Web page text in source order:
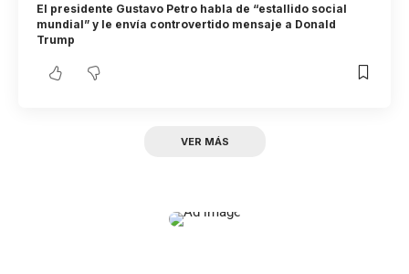
El presidente Gustavo Petro habla de “estallido social
mundial” y le envía controvertido mensaje a Donald
Trump
VER MÁS